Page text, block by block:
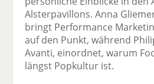
Alsterpavillons. Anna
bringt Performance
auf den Punkt, während
Avanti, einordnet, warum
längst Popkultur ist.